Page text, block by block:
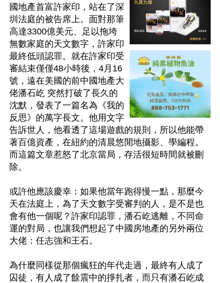
國地產首富許家印，站在了深
圳法庭的被告席上。面對那筆
高達3300億美元、足以拖垮
無數家庭的天文數字，許家印
最終低頭認罪。就在許家印受
審結束僅僅48小時後，4月16
號，遠在美國的前中國地產大
佬潘石屹 突然打破了長久的
沈默，發表了一篇名為《我的
反思》的萬字長文。他用文字
告訴世人，他看透了這場遊戲的規則，所以他能帶
著百億資產，在紐約的清晨悠閒地攝影、學編程。
而這篇文章惹怒了北京當局，存活很短時間就被刪
除。
或許他應該慶幸：如果他當年跑得慢一點，那麼今
天在法庭上，為了天文數字受審判的人，是不是也
會有他一個呢？許家印認罪，潘石屹逃離，不同命
運的對局，也讓我們想起了中國房地產的另外兩位
大佬：任志強和王石。
為什麼同樣從那個瘋狂的年代走過，最終有人成了
囚徒，有人成了餘震中的掙扎者，而只有潘石屹成